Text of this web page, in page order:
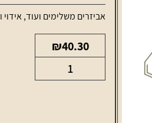
למכשירי אידויאביזרים משלימים ועוד,אידוי ונרגילות
₪40.30
של